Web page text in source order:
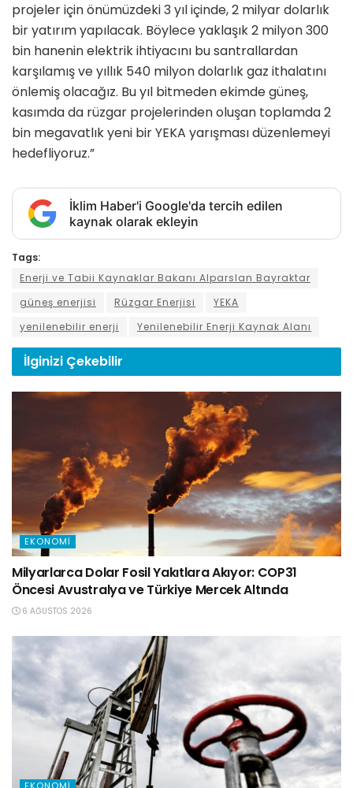
projeler için önümüzdeki 3 yıl içinde, 2 milyar dolarlık
bir yatırım yapılacak. Böylece yaklaşık 2 milyon 300
bin hanenin elektrik ihtiyacını bu santrallardan
karşılamış ve yıllık 540 milyon dolarlık gaz ithalatını
önlemiş olacağız. Bu yıl bitmeden ekimde güneş,
kasımda da rüzgar projelerinden oluşan toplamda 2
bin megavatlık yeni bir YEKA yarışması düzenlemeyi
hedefliyoruz.”
İklim Haber'i Google'da tercih edilen
kaynak olarak ekleyin
Tags:
Enerji ve Tabii Kaynaklar Bakanı Alparslan Bayraktar
güneş enerjisi
Rüzgar Enerjisi
YEKA
yenilenebilir enerji
Yenilenebilir Enerji Kaynak Alanı
İlginizi Çekebilir
EKONOMI
Milyarlarca Dolar Fosil Yakıtlara Akıyor: COP31
Öncesi Avustralya ve Türkiye Mercek Altında
6 AĞUSTOS 2026